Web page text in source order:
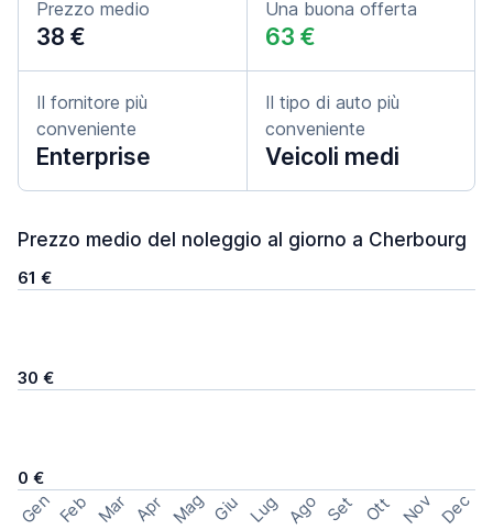
Prezzo medio
38 €
Una buona offerta
63 €
Il fornitore più
conveniente
Enterprise
Il tipo di auto più
conveniente
Veicoli medi
Prezzo medio del noleggio al giorno a Cherbourg
61 €
30 €
0 €
Gen Feb Mar Apr Mag Giu Lug Ago Set Ott Nov Dec